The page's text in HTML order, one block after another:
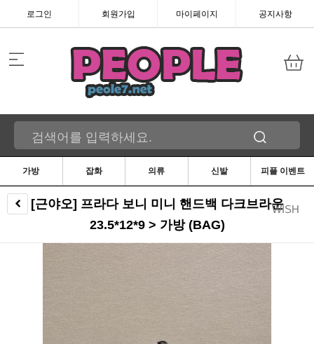
로그인 회원가입 마이페이지 공지사항
가방 잡화 의류 신발 피플 이벤트
[근야오] 프라다 보니 미니 핸드백 다크브라운
23.5*12*9 > 가방 (BAG)
WISH